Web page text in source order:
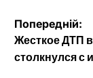
Попередній:
Жесткое ДТП
столкнулся